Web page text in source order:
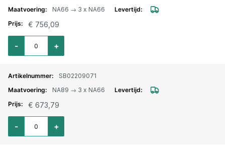
NA66 → 3 x NA66
€ 756,09
Aantal voor Storz verdeler NA66 → 3 x NA66
+
-
SB02209071
NA89 → 3 x NA66
€ 673,79
Aantal voor Storz verdeler NA89 → 3 x NA66
+
-